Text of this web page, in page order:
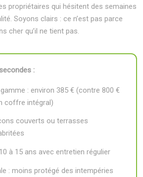
propriétaires qui hésitent des semaines
Soyons clairs : ce n’est pas parce
cher qu’il ne tient pas.
:
: environ 385 € (contre 800 €
coffre intégral)
couverts ou terrasses
à 15 ans avec entretien régulier
: moins protégé des intempéries